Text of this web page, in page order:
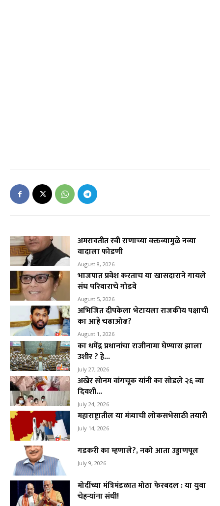
अमरावतीत रवी राणाच्या वक्तव्यामुळे नव्या
वादाला फोडणी
August 8, 2026
भाजपात प्रवेश करताच या खासदाराने गायले
संघ परिवाराचे गोडवे
August 5, 2026
अभिजित दीपकेला भेटायला राजकीय पक्षाची
का आहे चढाओढ?
August 1, 2026
का धमेंद्र प्रधानांचा राजीनामा घेण्यास झाला
उशीर ? हे...
July 27, 2026
अखेर सोनम वांगचूक यांनी का सोडले २६ व्या
दिवशी...
July 24, 2026
महाराष्ट्रातील या मंत्र्याची लोकसभेसाठी तयारी
July 14, 2026
गडकरी का म्हणाले?, नको आता उड्डाणपूल
July 9, 2026
मोदींच्या मंत्रिमंडळात मोठा फेरबदल : या युवा
चेहऱ्यांना संधी!